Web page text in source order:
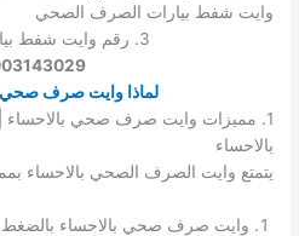
وايت شفط بيارات الصرف الصحي
3. رقم وايت شفط بيارات بالاحساء
لماذا وايت صرف صحي
1. مميزات وايت صرف صحي
بالاحساء
يتمتع وايت الصرف الصحي بالاحساء
وايت صرف صحي بالاحساء بالضغط